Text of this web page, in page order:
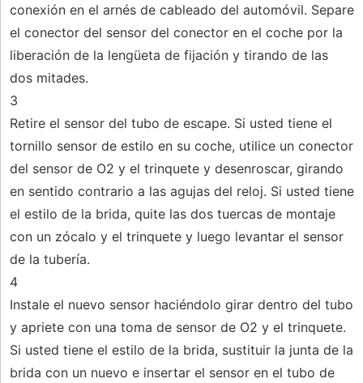
conexión en el arnés de cableado del automóvil. Separe
el conector del sensor del conector en el coche por la
liberación de la lengüeta de fijación y tirando de las
dos mitades.
3
Retire el sensor del tubo de escape. Si usted tiene el
tornillo sensor de estilo en su coche, utilice un conector
del sensor de O2 y el trinquete y desenroscar, girando
en sentido contrario a las agujas del reloj. Si usted tiene
el estilo de la brida, quite las dos tuercas de montaje
con un zócalo y el trinquete y luego levantar el sensor
de la tubería.
4
Instale el nuevo sensor haciéndolo girar dentro del tubo
y apriete con una toma de sensor de O2 y el trinquete.
Si usted tiene el estilo de la brida, sustituir la junta de la
brida con un nuevo e insertar el sensor en el tubo de